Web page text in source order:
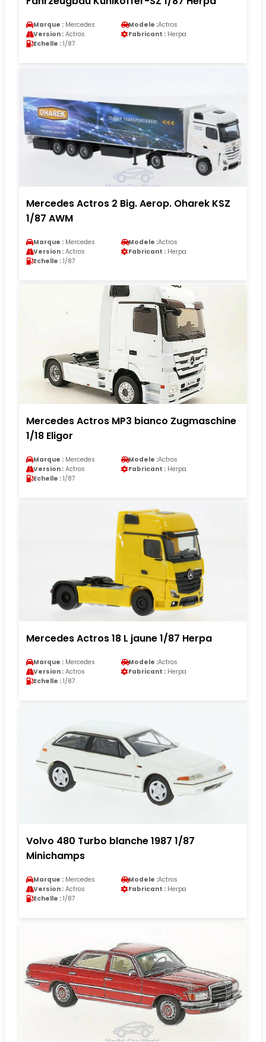
Marque : Mercedes Modele :Actros
Version : Actros Fabricant : Herpa
Echelle : 1/87
Mercedes Actros 2 Big. Aerop. Oharek KSZ
1/87 AWM
Marque : Mercedes Modele :Actros
Version : Actros Fabricant : Herpa
Echelle : 1/87
Mercedes Actros MP3 bianco Zugmaschine
1/18 Eligor
Marque : Mercedes Modele :Actros
Version : Actros Fabricant : Herpa
Echelle : 1/87
Mercedes Actros 18 L jaune 1/87 Herpa
Marque : Mercedes Modele :Actros
Version : Actros Fabricant : Herpa
Echelle : 1/87
Volvo 480 Turbo blanche 1987 1/87
Minichamps
Marque : Mercedes Modele :Actros
Version : Actros Fabricant : Herpa
Echelle : 1/87